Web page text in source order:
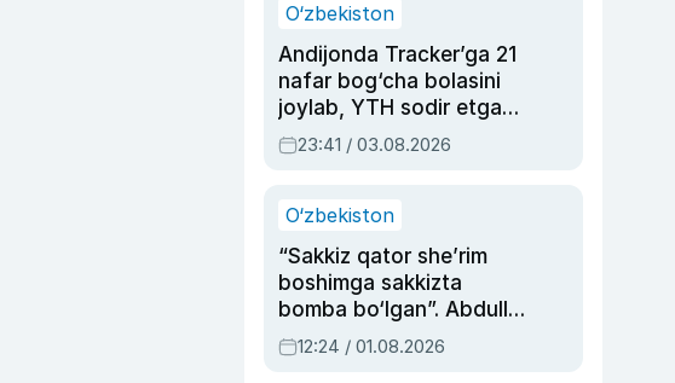
O‘zbekiston
Andijonda Tracker’ga 21
nafar bog‘cha bolasini
joylab, YTH sodir etgan
ayolga sud hukmi o‘qildi
23:41 / 03.08.2026
O‘zbekiston
“Sakkiz qator she’rim
boshimga sakkizta
bomba bo‘lgan”. Abdulla
Oripovni siyosiy
ayblovlardan asrab
12:24 / 01.08.2026